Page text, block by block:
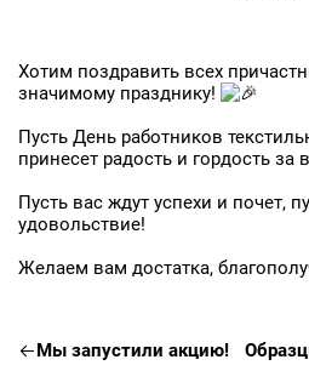
Хотим поздравить всех
значимому празднику!
Пусть День работников
принесет радость и гордость за
Пусть вас ждут успехи и почет,
удовольствие!
Желаем вам достатка,
Мы запустили акцию!
Заявка на
Ваш телефон